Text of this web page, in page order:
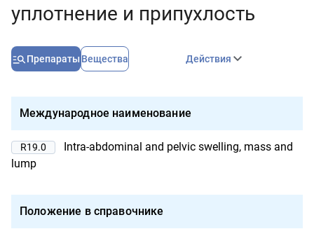
уплотнение и припухлость
Препараты Вещества Действия
Международное наименование
R19.0
Intra-abdominal and pelvic swelling, mass and
lump
Положение в справочнике